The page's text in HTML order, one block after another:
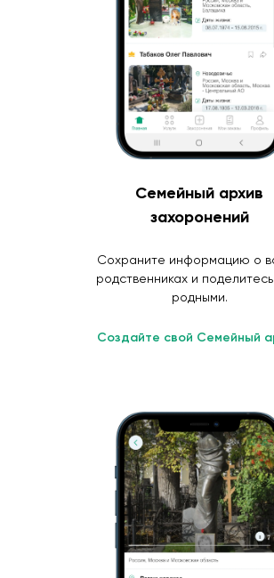
Семейный архив
захоронений
Сохраните информацию о
родственниках и
родными.
Создайте свой Семейный